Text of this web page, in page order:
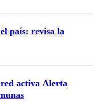
país: revisa la
activa Alerta